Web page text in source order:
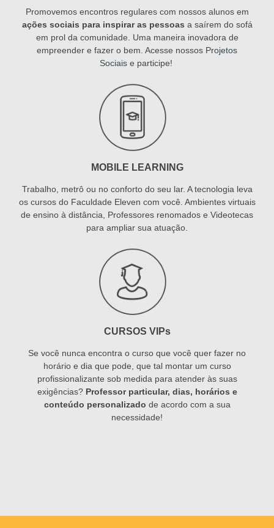
Promovemos encontros regulares com nossos alunos em
ações sociais para inspirar as pessoas a saírem do sofá
em prol da comunidade. Uma maneira inovadora de
empreender e fazer o bem. Acesse nossos Projetos
Sociaise participe!
MOBILE LEARNING
Trabalho, metrô ou no conforto do seu lar. A tecnologia leva
os cursos do Faculdade Eleven com você. Ambientes virtuais
de ensino à distância, Professores renomados e Videotecas
para ampliar sua atuação.
CURSOS VIPs
Se você nunca encontra o curso que você quer fazer no
horário e dia que pode, que tal montar um curso
profissionalizante sob medida para atender às suas
exigências? Professor particular, dias, horários e
conteúdo personalizado de acordo com a sua
necessidade!